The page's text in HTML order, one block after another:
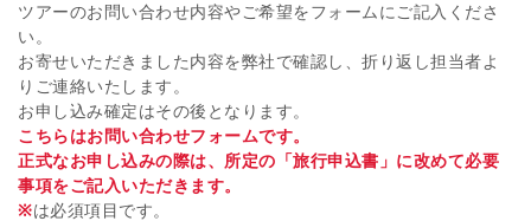
ツアーのお問い合わせ内容やご希望をフォームにご記入くださ
い。
お寄せいただきました内容を弊社で確認し、折り返し担当者よ
りご連絡いたします。
お申し込み確定はその後となります。
こちらはお問い合わせフォームです。
正式なお申し込みの際は、所定の「旅行申込書」に改めて必要
事項をご記入いただきます。
※は必須項目です。